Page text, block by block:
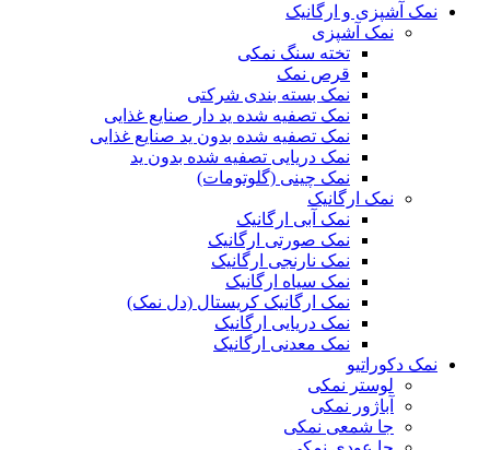
نمک آشپزی و ارگانیک
نمک آشپزی
تخته سنگ نمکی
قرص نمک
نمک بسته بندی شرکتی
نمک تصفیه شده ید دار صنایع غذایی
نمک تصفیه شده بدون ید صنایع غذایی
نمک دریایی تصفیه شده بدون ید
نمک چینی (گلوتومات)
نمک ارگانیک
نمک آبی ارگانیک
نمک صورتی ارگانیک
نمک نارنجی ارگانیک
نمک سیاه ارگانیک
نمک ارگانیک کریستال (دل نمک)
نمک دریایی ارگانیک
نمک معدنی ارگانیک
نمک دکوراتیو
لوستر نمکی
آباژور نمکی
جا شمعی نمکی